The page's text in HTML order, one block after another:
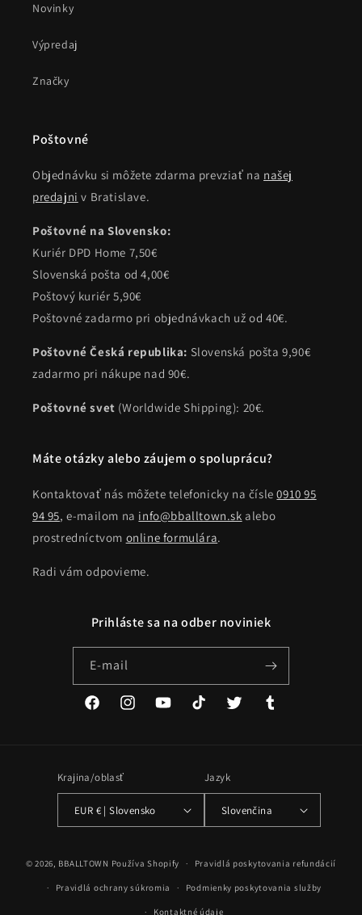
Novinky
Výpredaj
Značky
Poštovné
Objednávku si môžete zdarma prevziať na našej
predajni v Bratislave.
Poštovné na Slovensko:
Kuriér DPD Home 7,50€
Slovenská pošta od 4,00€
Poštový kuriér 5,90€
Poštovné zadarmo pri objednávkach už od 40€.
Poštovné Česká republika: Slovenská pošta 9,90€
zadarmo pri nákupe nad 90€.
Poštovné svet (Worldwide Shipping): 20€.
Máte otázky alebo záujem o spoluprácu?
Kontaktovať nás môžete telefonicky na čísle0910 95
94 95, e-mailom na info@bballtown.sk alebo
prostredníctvom online formulára.
Radi vám odpovieme.
Prihláste sa na odber noviniek
E-mail
FacebookInstagramYouTubeTikTok Twitter Tumblr
Krajina/oblasť
EUR € | Slovensko
Jazyk
Slovenčina
platby
© 2026, BBALLTOWN Používa Shopify Pravidlá poskytovania refundácií
Pravidlá ochrany súkromia Podmienky poskytovania služby
Kontaktné údaje